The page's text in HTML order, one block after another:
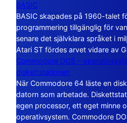
BASIC
BASIC skapades på 1960-talet
programmering tillgänglig för
senare det självklara språket i
Atari ST fördes arvet vidare av
Commodore DOS –
diskettstationen
När Commodore 64 läste en
datorn som arbetade.
egen processor, ett eget minne
operativsystem. Commodore